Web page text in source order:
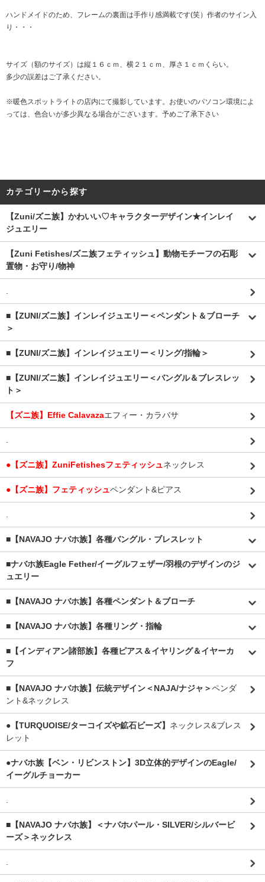
ハンドメイドのため、フレームの裏面は手作り感満載です(笑）作者のサイン入
り・・・
サイズ（額のサイズ）は縦１６ｃｍ、横２１ｃｍ、厚さ１ｃｍくらい。
多少の誤差はご了承ください。
※暖色スポットライトの店内にて撮影しています。お使いのパソコン環境によ
っては、色合いが多少異なる場合がございます。予めご了承下さい
カテゴリーから探す
【Zuni/ズニ族】かわいい♡キャラクターデザイン★インレイ
ジュエリー
【Zuni Fetishes/ズニ族フェティッシュ】動物モチーフの石彫
置物・お守り/物神
.
■【ZUNI/ズニ族】インレイジュエリー＜ペンダント＆ブローチ
＞
■【ZUNI/ズニ族】インレイジュエリー＜リング/指輪＞
■【ZUNI/ズニ族】インレイジュエリー＜バングル＆ブレスレッ
ト＞
【ズニ族】Effie Calavazaエフィー・カラバサ
.
●【ズニ族】ZuniFetishesフェティッシュネックレス
●【ズニ族】フェティッシュペンダント&ピアス
.
■【NAVAJO ナバホ族】各種バングル・ブレスレット
■ナバホ族Eagle Fether/イーグルフェザー/羽根のデザインのジ
ュエリー
■【NAVAJO ナバホ族】各種ペンダント＆ブローチ
■【NAVAJO ナバホ族】各種リング・指輪
■【インディアン諸部族】各種ピアス＆イヤリング＆イヤーカ
フ
■【NAVAJO ナバホ族】伝統デザイン＜NAJA/ナジャ＞ペンダ
ント&ネックレス
●【TURQUOISE/ターコイズや鉱石ビーズ】 ネックレス&ブレス
レット
●ナバホ族【ベン・リビンストン】3D立体的デザインのEagle/
イーグルチョーカー
.
■【NAVAJO ナバホ族】＜ナバホパール・SILVER/シルバービ
ーズ＞ネックレス
.